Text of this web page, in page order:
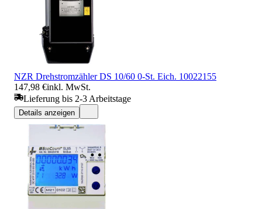
NZR Drehstromzähler DS 10/60 0-St. Eich. 10022155
147,98 €inkl. MwSt.
Lieferung bis 2-3 Arbeitstage
Details anzeigen